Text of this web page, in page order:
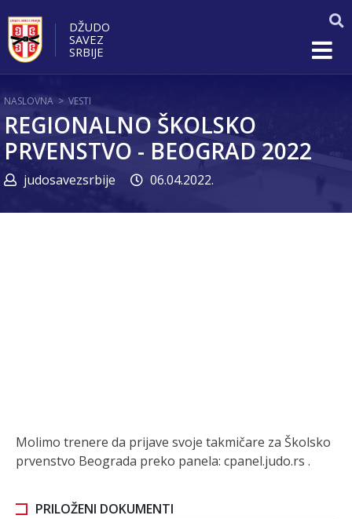
DŽUDO
SAVEZ
SRBIJE
NASLOVNA > VESTI
REGIONALNO ŠKOLSKO
PRVENSTVO - BEOGRAD 2022
judosavezsrbije 06.04.2022.
Molimo trenere da prijave svoje takmičare za Školsko
prvenstvo Beograda preko panela: cpanel.judo.rs .
PRILOŽENI DOKUMENTI